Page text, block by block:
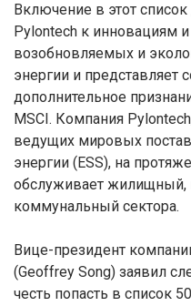
Включение в этот
Pylontech к инновациям
возобновляемых и
энергии и представляет
дополнительное
MSCI. Компания
ведущих мировых
энергии (ESS), на
обслуживает
коммунальный сектора.
Вице-президент
(Geoffrey Song) заявил
честь попасть в список